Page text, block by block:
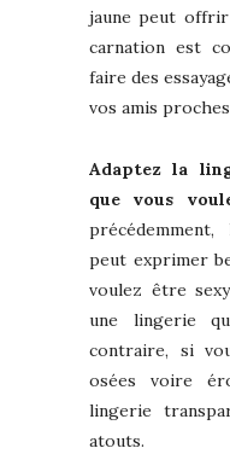
jaune peut
carnation est
faire des
vos amis
Adaptez la
que vous
peut exprimer
voulez être
une lingerie
contraire, si
osées voire
lingerie
atouts.